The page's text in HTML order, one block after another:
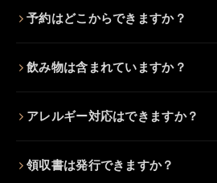
予約はどこからできますか？
飲み物は含まれていますか？
アレルギー対応はできますか？
領収書は発行できますか？